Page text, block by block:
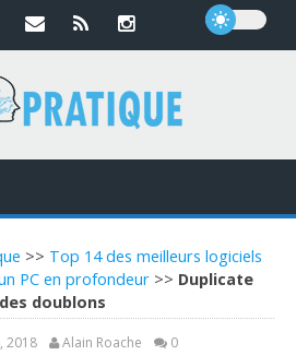
>> Top 14 des meilleurs logiciels
PC en profondeur >> Duplicate
doublons
2018 Alain Roache 0